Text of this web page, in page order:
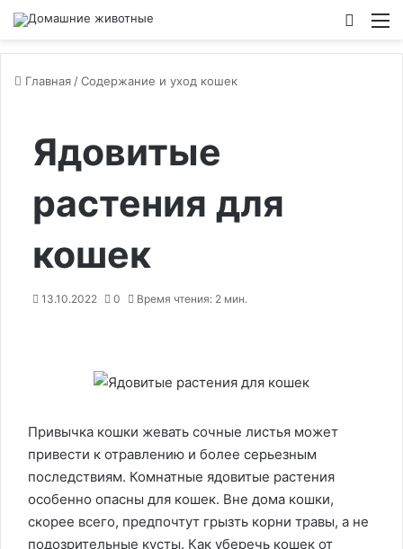
Главная /Содержание и уход кошек
Ядовитые
растения для
кошек
13.10.2022 0 Время чтения: 2 мин.
Привычка кошки жевать сочные листья может
привести к отравлению и более серьезным
последствиям. Комнатные ядовитые растения
особенно опасны для кошек. Вне дома кошки,
скорее всего, предпочтут грызть корни травы, а не
подозрительные кусты. Как уберечь кошек от